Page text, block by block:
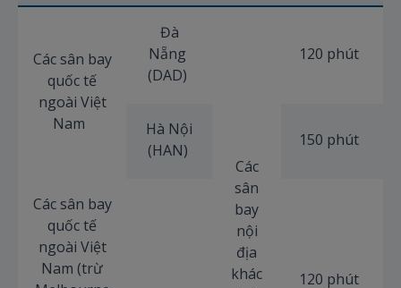
Các sân bay
quốc tế
ngoài Việt
Nam
Đà
Nẵng
(DAD)
Các
sân
bay
nội
địa
khác
120 phút
Hà Nội
(HAN)
150 phút
Các sân bay
quốc tế
ngoài Việt
Nam (trừ
120 phút